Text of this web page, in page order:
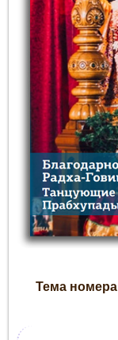
Тема